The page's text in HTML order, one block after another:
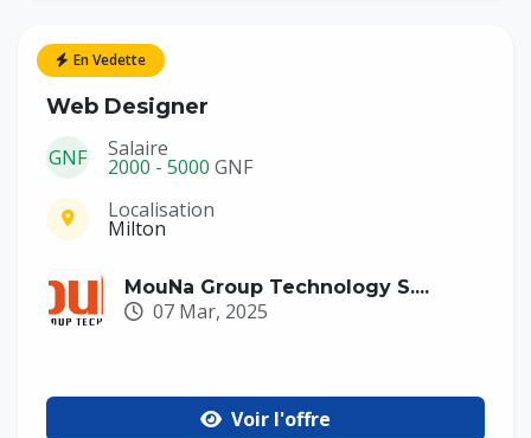
En Vedette
Stage
Web Designer
GNF
Salaire
2000 - 5000 GNF
Localisation
Milton
MouNa Group Technology S....
07 Mar, 2025
Voir l'offre